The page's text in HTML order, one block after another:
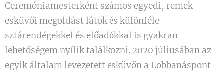
Ceremóniamesterként számos egyedi, remek
esküvői megoldást látok és különféle
sztárendégekkel és előadókkal is gyakran
lehetőségem nyílik találkozni. 2020 júliusában az
egyik általam levezetett esküvőn a Lobbanáspont